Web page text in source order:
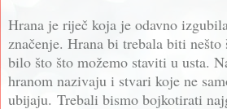
Hrana je riječ koja je odavno
značenje. Hrana bi trebala biti
bilo što što možemo staviti u usta.
hranom nazivaju i stvari koje ne
ubijaju. Trebali bismo bojkotirati